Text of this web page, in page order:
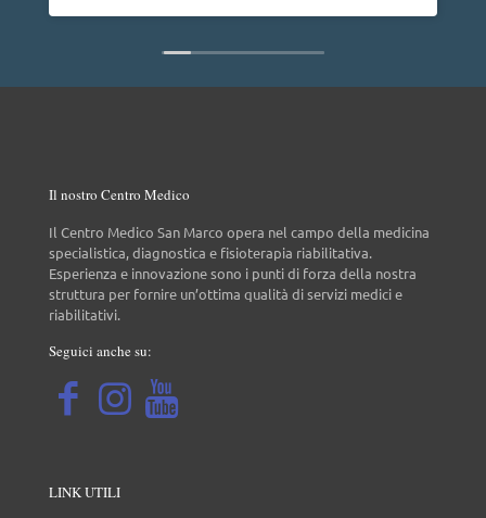
Il nostro Centro Medico
Il Centro Medico San Marco opera nel campo della medicina
specialistica, diagnostica e fisioterapia riabilitativa.
Esperienza e innovazione sono i punti di forza della nostra
struttura per fornire un’ottima qualità di servizi medici e
riabilitativi.
Seguici anche su:
LINK UTILI